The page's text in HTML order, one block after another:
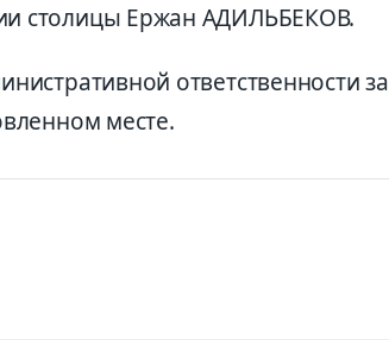
столицы Ержан АДИЛЬБЕКОВ.
ответственности за
месте.